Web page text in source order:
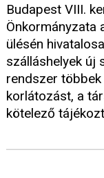
Budapest VIII.
Önkormányzata
ülésén
szálláshelyek új
rendszer
korlátozást, a
kötelező